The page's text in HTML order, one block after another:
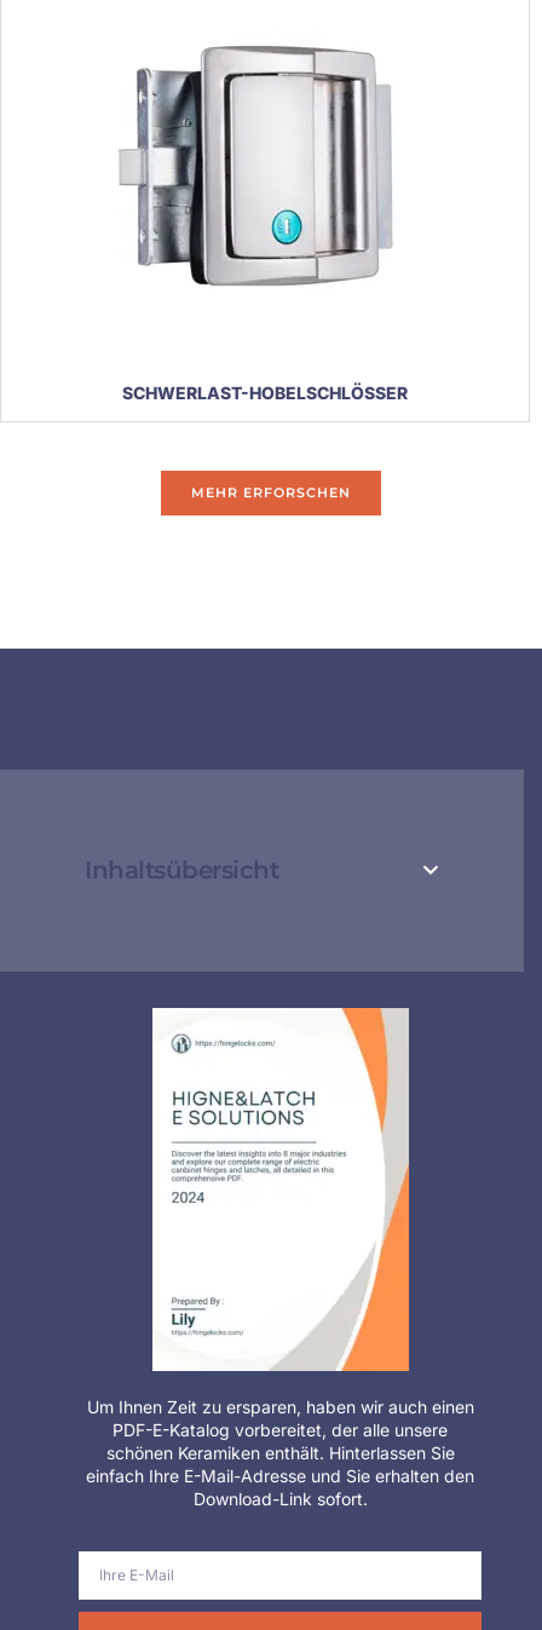
SCHWERLAST-HOBELSCHLÖSSER
MEHR ERFORSCHEN
Inhaltsübersicht
Um Ihnen Zeit zu ersparen, haben wir auch einen
PDF-E-Katalog vorbereitet, der alle unsere
schönen Keramiken enthält. Hinterlassen Sie
einfach Ihre E-Mail-Adresse und Sie erhalten den
Download-Link sofort.